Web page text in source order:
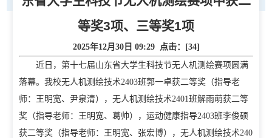
首页
等奖3项、三等奖1项
2025年12月30日 09:29 点击：[34]
近日，第十七届山东省大学生科技节无人机测绘赛项圆满
落幕。我校无人机测绘技术2403班郭一卓获二等奖（指导老
师：王明宽、尹泉清），无人机测绘技术2401班解雨萌获二等
奖（指导老师：王明宽、葛帅），运动健康指导2403班李俊硕
获二等奖（指导老师：王明宽、张宏博），无人机测绘技术240